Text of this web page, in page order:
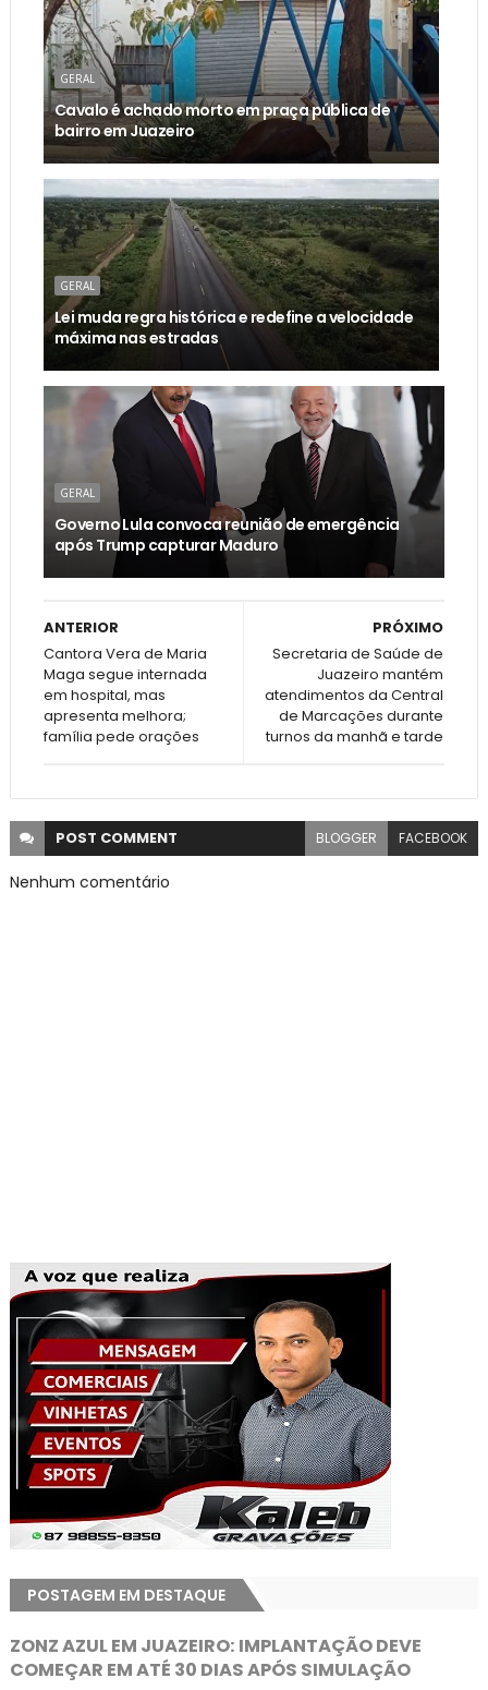
GERAL
Cavalo é achado morto em praça pública de
bairro em Juazeiro
GERAL
Lei muda regra histórica e redefine a velocidade
máxima nas estradas
GERAL
Governo Lula convoca reunião de emergência
após Trump capturar Maduro
PRÓXIMO
Secretaria de Saúde de
Juazeiro mantém
atendimentos da Central
de Marcações durante
turnos da manhã e tarde
ANTERIOR
Cantora Vera de Maria
Maga segue internada
em hospital, mas
apresenta melhora;
família pede orações
POST COMMENT BLOGGER FACEBOOK
Nenhum comentário
POSTAGEM EM DESTAQUE
ZONZ AZUL EM JUAZEIRO: IMPLANTAÇÃO DEVE
COMEÇAR EM ATÉ 30 DIAS APÓS SIMULAÇÃO